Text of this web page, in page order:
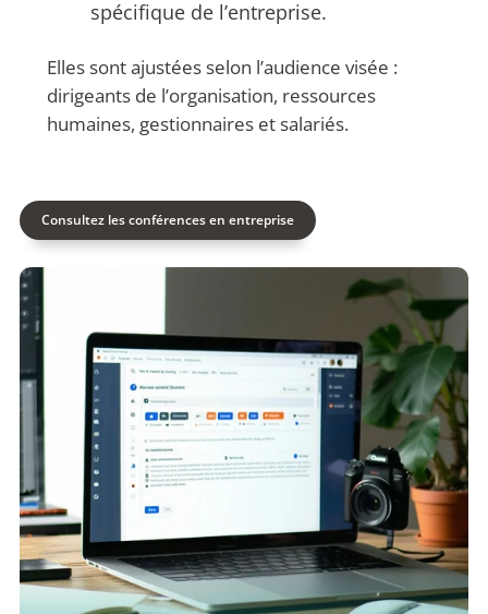
spécifique de l’entreprise.
Elles sont ajustées selon l’audience visée :
dirigeants de l’organisation, ressources
humaines, gestionnaires et salariés.
Consultez les conférences en entreprise